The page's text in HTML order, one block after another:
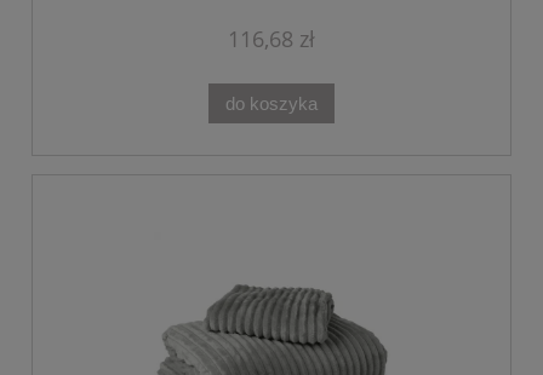
116,68 zł
do koszyka